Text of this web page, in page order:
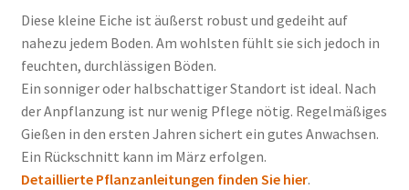
Diese kleine Eiche ist äußerst robust und gedeiht auf
nahezu jedem Boden. Am wohlsten fühlt sie sich jedoch in
feuchten, durchlässigen Böden.
Ein sonniger oder halbschattiger Standort ist ideal. Nach
der Anpflanzung ist nur wenig Pflege nötig. Regelmäßiges
Gießen in den ersten Jahren sichert ein gutes Anwachsen.
Ein Rückschnitt kann im März erfolgen.
Detaillierte Pflanzanleitungen finden Sie hier.